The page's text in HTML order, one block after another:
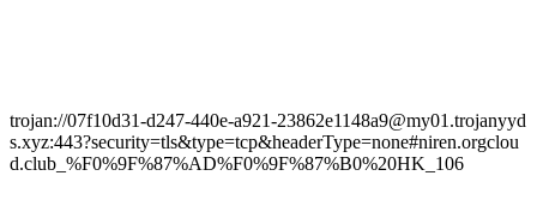
trojan://07f10d31-d247-440e-a921-23862e1148a9@my01.trojanyyd
s.xyz:443?security=tls&type=tcp&headerType=none#niren.orgclou
d.club_%F0%9F%87%AD%F0%9F%87%B0%20HK_106